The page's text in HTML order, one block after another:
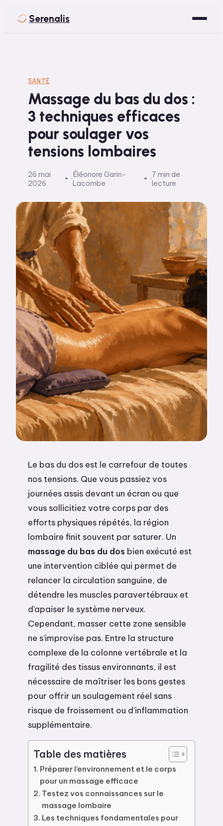
Serenalis
Bien-être
Développement Personnel
Spiritualité
Voyage
SANTÉ
Massage du bas du dos :
3 techniques efficaces
pour soulager vos
tensions lombaires
26 mai
2026
·Éléonore Garin-
Lacombe
·7 min de
lecture
Le bas du dos est le carrefour de toutes
nos tensions. Que vous passiez vos
journées assis devant un écran ou que
vous sollicitiez votre corps par des
efforts physiques répétés, la région
lombaire finit souvent par saturer. Un
massage du bas du dos bien exécuté est
une intervention ciblée qui permet de
relancer la circulation sanguine, de
détendre les muscles paravertébraux et
d’apaiser le système nerveux.
Cependant, masser cette zone sensible
ne s’improvise pas. Entre la structure
complexe de la colonne vertébrale et la
fragilité des tissus environnants, il est
nécessaire de maîtriser les bons gestes
pour offrir un soulagement réel sans
risque de froissement ou d’inflammation
supplémentaire.
Table des matières
Préparer l’environnement et le corps
pour un massage efficace
Testez vos connaissances sur le
massage lombaire
Les techniques fondamentales pour